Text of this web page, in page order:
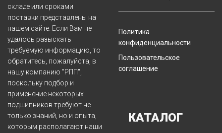
складе или сроками
поставки представлены на
нашем сайте. Если Вам не
удалось разыскать
требуемую информацию, то
обратитесь, пожалуйста, в
нашу компанию "РПП",
поскольку подбор и
применение некоторых
подшипников требуют не
только знаний, но и опыта,
которым располагают наши
Политика
конфиденциальности
Пользовательское
соглашение
КАТАЛОГ